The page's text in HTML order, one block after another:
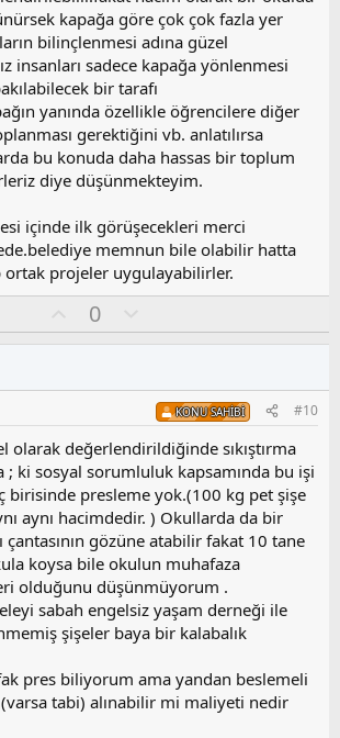
kapağa göre çok çok fazla yer
bilinçlenmesi adına güzel
insanları sadece kapağa yönlenmesi
bir tarafı
yanında özellikle öğrencilere diğer
gerektiğini vb. anlatılırsa
bu konuda daha hassas bir toplum
diye düşünmekteyim.
içinde ilk görüşecekleri merci
memnun bile olabilir hatta
ortak projeler uygulayabilirler.
y
0
l
s
u
z
o
y
l
a
KONU SAHIBI #10
olarak değerlendirildiğinde sıkıştırma
; ki sosyal sorumluluk kapsamında bu işi
birisinde presleme yok.(100 kg pet şişe
aynı hacimdedir. ) Okullarda da bir
çantasının gözüne atabilir fakat 10 tane
koysa bile okulun muhafaza
olduğunu düşünmüyorum .
sabah engelsiz yaşam derneği ile
şişeler baya bir kalabalık
pres biliyorum ama yandan beslemeli
tabi) alınabilir mi maliyeti nedir